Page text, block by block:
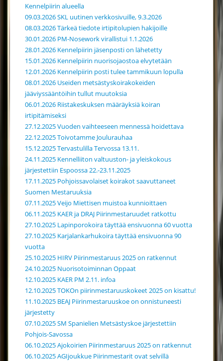
Kennelpiirin alueella
09.03.2026 SKL uutinen verkkosivuille, 9.3.2026
08.03.2026 Tärkeä tiedote irtipitolupien hakijoille
30.01.2026 PM-Nosework virallistui 1.1.2026
28.01.2026 Kennelpiirin jäsenposti on lähetetty
15.01.2026 Kennelpiirin nuorisojaostoa elvytetään
12.01.2026 Kennelpiirin posti tulee tammikuun lopulla
08.01.2026 Useiden metsästyskoirakokeiden
jääviyssääntöihin tullut muutoksia
06.01.2026 Riistakeskuksen määräyksiä koiran
irtipitämiseksi
27.12.2025 Vuoden vaihteeseen mennessä hoidettava
22.12.2025 Toivotamme Joulurauhaa
15.12.2025 Tervastulilla Tervossa 13.11.
24.11.2025 Kennelliiton valtuuston- ja yleiskokous
järjestettiin Espoossa 22.-23.11.2025
17.11.2025 Pohjoissavolaiset koirakot saavuttaneet
Suomen Mestaruuksia
07.11.2025 Veijo Miettisen muistoa kunnioittaen
06.11.2025 KAER ja DRAJ Piirinmestaruudet ratkottu
27.10.2025 Lapinporokoira täyttää ensivuonna 60 vuotta
27.10.2025 Karjalankarhukoira täyttää ensivuonna 90
vuotta
25.10.2025 HIRV Piirinmestaruus 2025 on ratkennut
24.10.2025 Nuorisotoiminnan Oppaat
12.10.2025 KAER PM 2.11. infoa
12.10.2025 TOKOn piirinmestaruuskokeet 2025 on kisattu!
11.10.2025 BEAJ Piirinmestaruuskoe on onnistuneesti
järjestetty
07.10.2025 SM Spanielien Metsästyskoe järjestettiin
Pohjois-Savossa
06.10.2025 Ajokoirien Piirinmestaruus 2025 on ratkennut
06.10.2025 AGIjoukkue Piirinmestarit ovat selvillä